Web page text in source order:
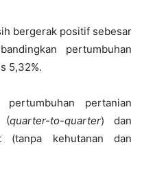
bergerak positif sebesar
pertumbuhan
5,32%.
pertanian
(quarter-to-quarter) dan
(tanpa kehutanan dan